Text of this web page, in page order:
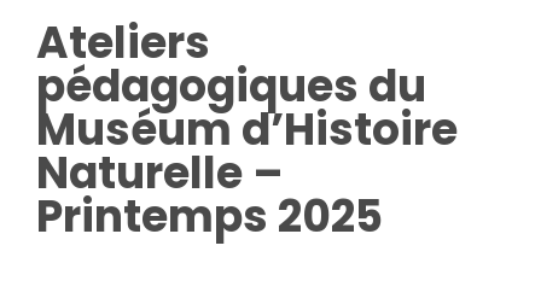
Ateliers
pédagogiques du
Muséum d’Histoire
Naturelle –
Printemps 2025